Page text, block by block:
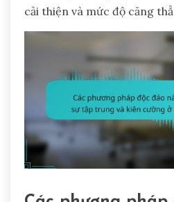
cải thiện và mức độ căng